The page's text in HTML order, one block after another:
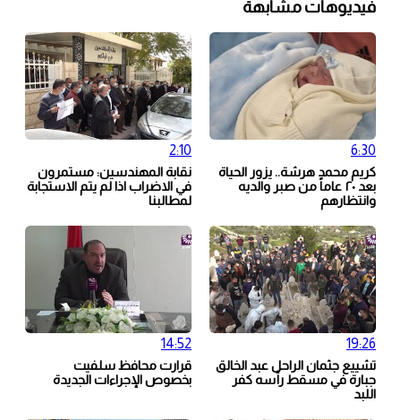
فيديوهات مشابهة
6:30
كريم محمد هرشة.. يزور الحياة
بعد ٢٠ عاماً من صبر والديه
وانتظارهم
2:10
نقابة المهندسين: مستمرون
في الاضراب اذا لم يتم الاستجابة
لمطالبنا
19:26
تشييع جثمان الراحل عبد الخالق
جبارة في مسقط رأسه كفر
اللبد
14:52
قرارت محافظ سلفيت
بخصوص الإجراءات الجديدة